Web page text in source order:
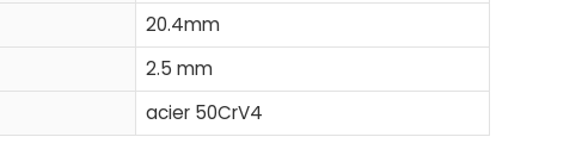
20.4mm
2.5 mm
acier 50CrV4